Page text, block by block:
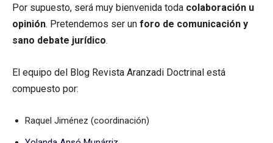
Por supuesto, será muy bienvenida toda colaboración u
opinión. Pretendemos ser un foro de comunicación y
sano debate jurídico.
El equipo del Blog Revista Aranzadi Doctrinal está
compuesto por:
Raquel Jiménez (coordinación)